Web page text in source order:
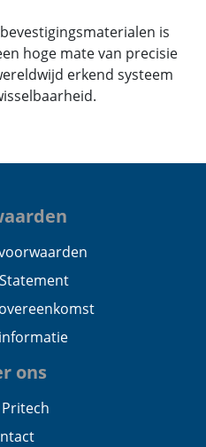
is
hoge mate van precisie
erkend systeem
ons